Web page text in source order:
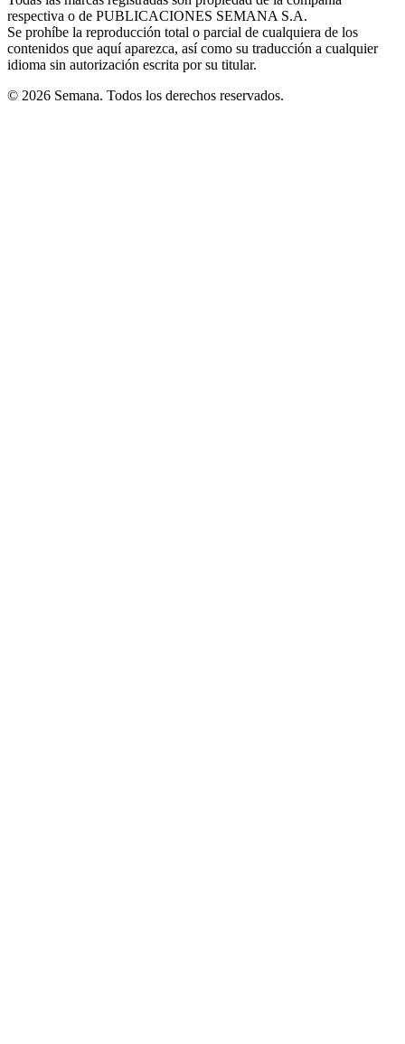
window
respectiva o de PUBLICACIONES SEMANA S.A.
Se prohíbe la reproducción total o parcial de cualquiera de los
contenidos que aquí aparezca, así como su traducción a cualquier
idioma sin autorización escrita por su titular.
© 2026 Semana. Todos los derechos reservados.